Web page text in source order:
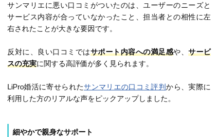
サンマリエに悪い口コミがついたのは、ユーザーのニーズと
サービス内容が合っていなかったこと、担当者との相性に左
右されたことが大きな要因です。
反対に、良い口コミではサポート内容への満足感や、 サービ
スの充実に関する高評価が多く見られます。
LiPro婚活に寄せられたサンマリエの口コミ評判から、実際に
利用した方のリアルな声をピックアップしました。
細やかで親身なサポート